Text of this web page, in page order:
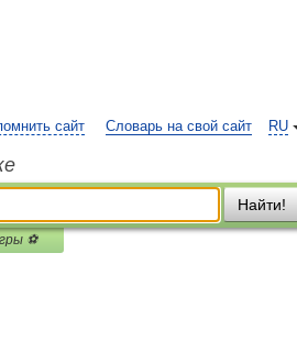
RU
сайт Словарь на свой сайт
Найти!
⚽